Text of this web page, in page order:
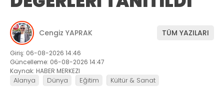
Cengiz YAPRAK TÜM YAZILARI
Giriş: 06-08-2026 14:46
Güncelleme: 06-08-2026 14:47
Kaynak: HABER MERKEZI
Alanya Dünya Eğitim Kültür & Sanat